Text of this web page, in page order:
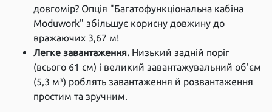
довгомір? Опція "Багатофункціональна кабіна
Moduwork" збільшує корисну довжину до
вражаючих 3,67 м!
Легке завантаження. Низький задній поріг
(всього 61 см) і великий завантажувальний об'єм
(5,3 м³) роблять завантаження й розвантаження
простим та зручним.